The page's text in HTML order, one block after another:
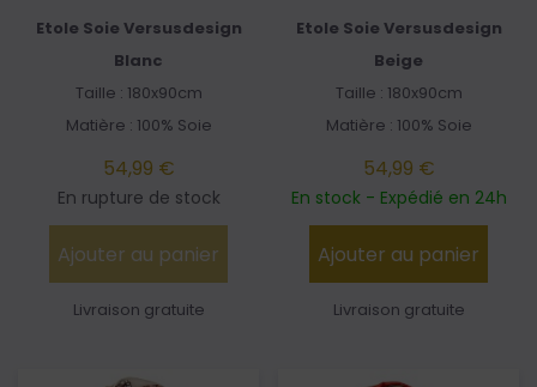
Etole Soie Versusdesign
Blanc
Taille : 180x90cm
Matière : 100% Soie
54,99 €
En rupture de stock
Ajouter au panier
Livraison gratuite
Etole Soie Versusdesign
Beige
Taille : 180x90cm
Matière : 100% Soie
54,99 €
En stock - Expédié en 24h
Ajouter au panier
Livraison gratuite